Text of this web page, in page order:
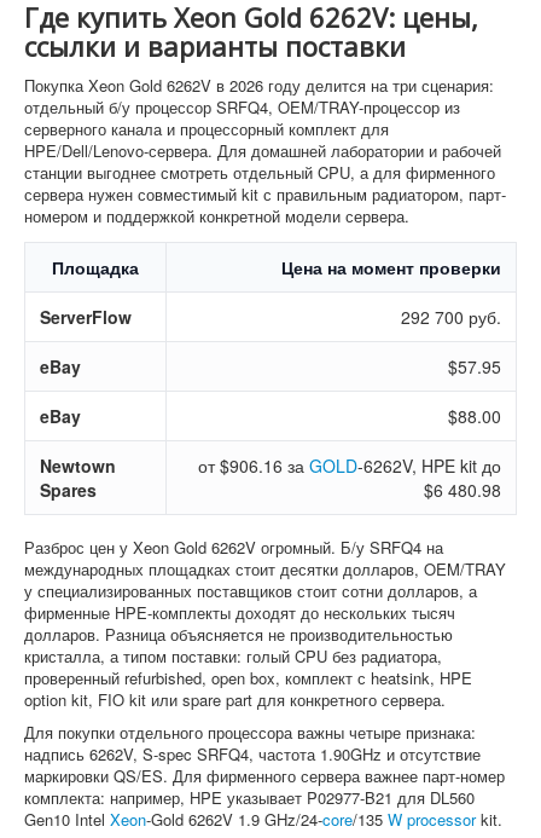
Где купить Xeon Gold 6262V: цены,
ссылки и варианты поставки
Покупка Xeon Gold 6262V в 2026 году делится на три сценария:
отдельный б/у процессор SRFQ4, OEM/TRAY-процессор из
серверного канала и процессорный комплект для
HPE/Dell/Lenovo-сервера. Для домашней лаборатории и рабочей
станции выгоднее смотреть отдельный CPU, а для фирменного
сервера нужен совместимый kit с правильным радиатором, парт-
номером и поддержкой конкретной модели сервера.
Площадка Цена на момент проверки
ServerFlow 292 700 руб.
eBay $57.95
eBay $88.00
Newtown
Spares
от $906.16 за GOLD-6262V, HPE kit до
$6 480.98
Разброс цен у Xeon Gold 6262V огромный. Б/у SRFQ4 на
международных площадках стоит десятки долларов, OEM/TRAY
у специализированных поставщиков стоит сотни долларов, а
фирменные HPE-комплекты доходят до нескольких тысяч
долларов. Разница объясняется не производительностью
кристалла, а типом поставки: голый CPU без радиатора,
проверенный refurbished, open box, комплект с heatsink, HPE
option kit, FIO kit или spare part для конкретного сервера.
Для покупки отдельного процессора важны четыре признака:
надпись 6262V, S-spec SRFQ4, частота 1.90GHz и отсутствие
маркировки QS/ES. Для фирменного сервера важнее парт-номер
комплекта: например, HPE указывает P02977-B21 для DL560
Gen10 Intel Xeon-Gold 6262V 1.9 GHz/24-core/135 W processorkit.